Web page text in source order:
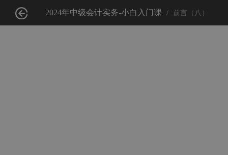
2024年中级会计实务-小白入门课 前言（八）